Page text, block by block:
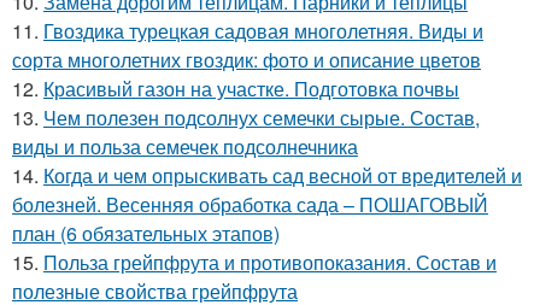
11. Гвоздика турецкая садовая многолетняя. Виды и
сорта многолетних гвоздик: фото и описание цветов
12. Красивый газон на участке. Подготовка почвы
13. Чем полезен подсолнух семечки сырые. Состав,
виды и польза семечек подсолнечника
14. Когда и чем опрыскивать сад весной от вредителей и
болезней. Весенняя обработка сада – ПОШАГОВЫЙ
план (6 обязательных этапов)
15. Польза грейпфрута и противопоказания. Состав и
полезные свойства грейпфрута